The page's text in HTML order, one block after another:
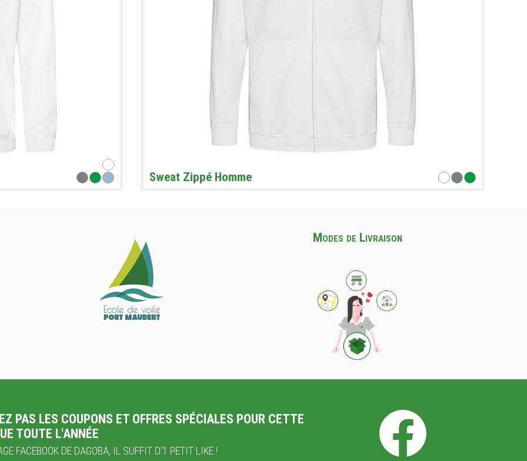
Sweat Zippé Homme
Modes de Livraison
PAS LES COUPONS ET OFFRES SPÉCIALES POUR CETTE
TOUTE L'ANNÉE
FACEBOOK DE DAGOBA, IL SUFFIT D'1 PETIT LIKE !